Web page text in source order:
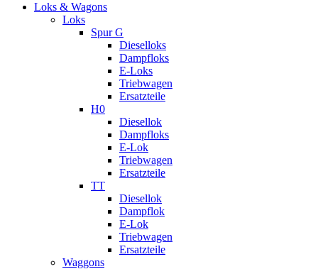
Loks & Wagons
Loks
Spur G
Dieselloks
Dampfloks
E-Loks
Triebwagen
Ersatzteile
H0
Diesellok
Dampfloks
E-Lok
Triebwagen
Ersatzteile
TT
Diesellok
Dampflok
E-Lok
Triebwagen
Ersatzteile
Waggons